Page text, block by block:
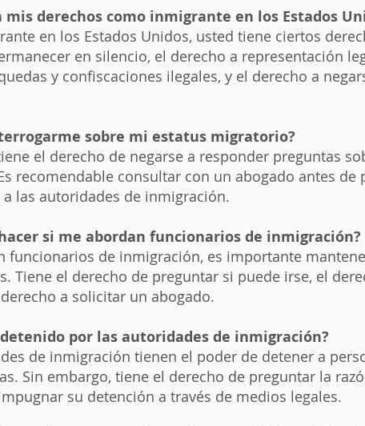
mis derechos como inmigrante en los Estados
en los Estados Unidos, usted tiene ciertos
en silencio, el derecho a representación
y confiscaciones ilegales, y el derecho a
sobre mi estatus migratorio?
el derecho de negarse a responder preguntas
recomendable consultar con un abogado antes
las autoridades de inmigración.
si me abordan funcionarios de inmigración?
funcionarios de inmigración, es importante
Tiene el derecho de preguntar si puede irse, el
a solicitar un abogado.
por las autoridades de inmigración?
de inmigración tienen el poder de detener a
Sin embargo, tiene el derecho de preguntar la
su detención a través de medios legales.